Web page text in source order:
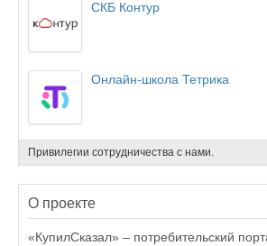
СКБ Контур
Онлайн-школа Тетрика
Привилегии сотрудничества с нами.
О проекте
«КупилСказал» – потребительский